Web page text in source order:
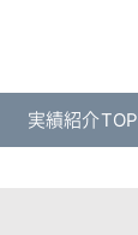
実績紹介TOP